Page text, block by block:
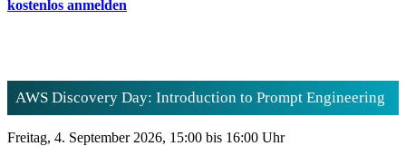
kostenlos anmelden
AWS Discovery Day: Introduction to Prompt Engineering
Freitag, 4. September 2026, 15:00 bis 16:00 Uhr